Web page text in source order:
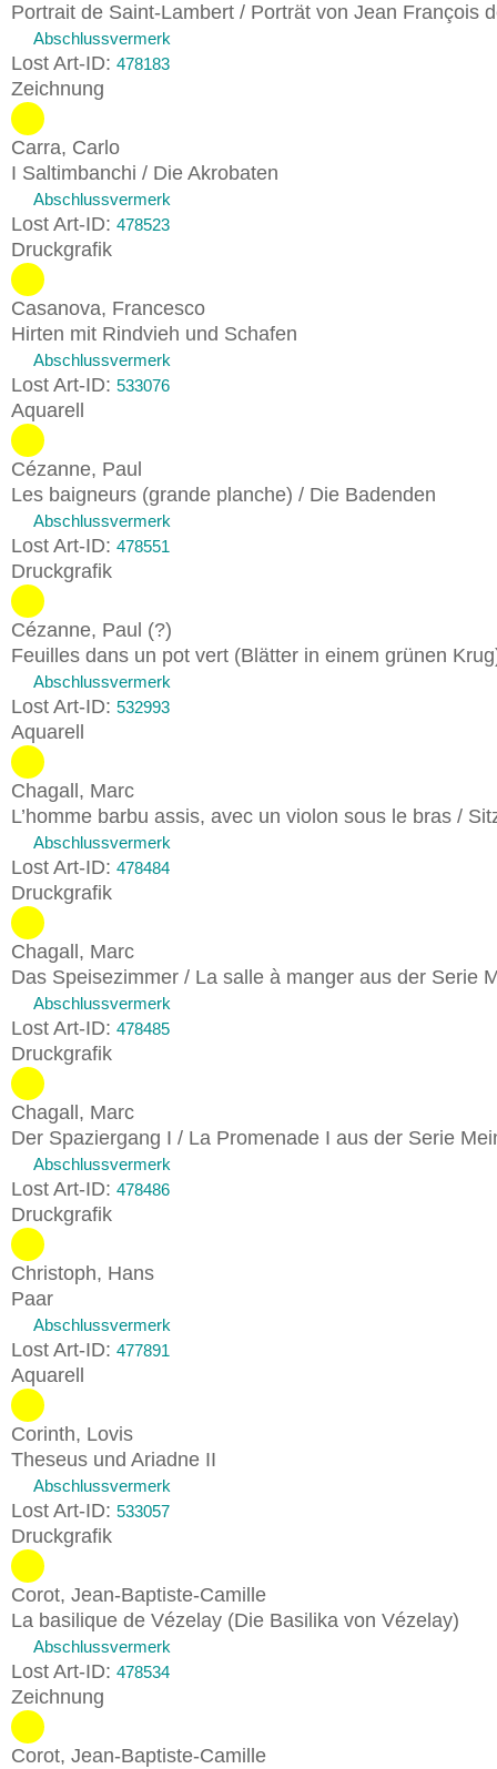
Portrait de Saint-Lambert / Porträt von Jean François
Abschlussvermerk
Lost Art-ID: 478183
Zeichnung
Carra, Carlo
I Saltimbanchi / Die Akrobaten
Abschlussvermerk
Lost Art-ID: 478523
Druckgrafik
Casanova, Francesco
Hirten mit Rindvieh und Schafen
Abschlussvermerk
Lost Art-ID: 533076
Aquarell
Cézanne, Paul
Les baigneurs (grande planche) / Die Badenden
Abschlussvermerk
Lost Art-ID: 478551
Druckgrafik
Cézanne, Paul (?)
Feuilles dans un pot vert (Blätter in einem grünen
Abschlussvermerk
Lost Art-ID: 532993
Aquarell
Chagall, Marc
L’homme barbu assis, avec un violon sous le bras /
Abschlussvermerk
Lost Art-ID: 478484
Druckgrafik
Chagall, Marc
Das Speisezimmer / La salle à manger aus der Serie
Abschlussvermerk
Lost Art-ID: 478485
Druckgrafik
Chagall, Marc
Der Spaziergang I / La Promenade I aus der Serie
Abschlussvermerk
Lost Art-ID: 478486
Druckgrafik
Christoph, Hans
Paar
Abschlussvermerk
Lost Art-ID: 477891
Aquarell
Corinth, Lovis
Theseus und Ariadne II
Abschlussvermerk
Lost Art-ID: 533057
Druckgrafik
Corot, Jean-Baptiste-Camille
La basilique de Vézelay (Die Basilika von Vézelay)
Abschlussvermerk
Lost Art-ID: 478534
Zeichnung
Corot, Jean-Baptiste-Camille